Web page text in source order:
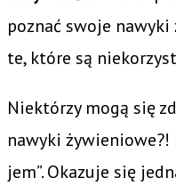
poznać swoje
te, które są
Niektórzy mogą się
nawyki żywieniowe?!
jem”. Okazuje się